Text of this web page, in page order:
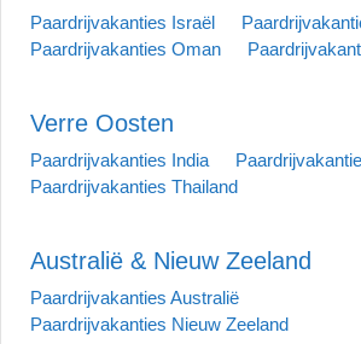
Paardrijvakanties Israël
Paardrijvakanties Oman
Verre Oosten
Paardrijvakanties India
Paardrijvakanties Thailand
Australië & Nieuw Zeeland
Paardrijvakanties Australië
Paardrijvakanties Nieuw Zeeland